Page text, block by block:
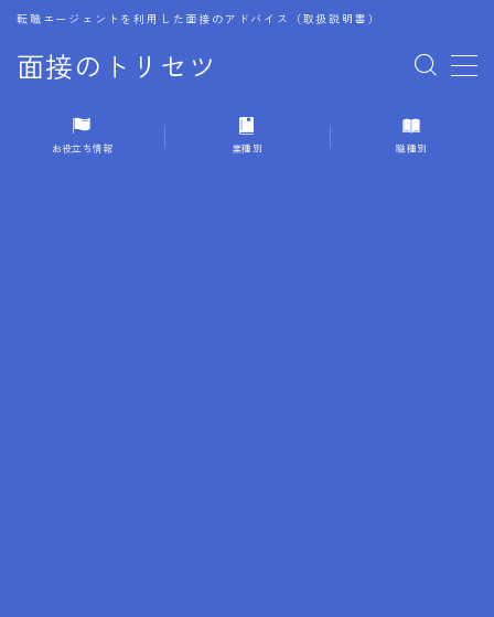
面接のトリセツ
転職エージェントを利用した面接のアドバイス（取扱説明書）
MENU
1.成功する面接戦略
お役立ち情報 業種別 職種別